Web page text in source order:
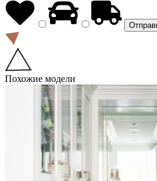
Похожие модели